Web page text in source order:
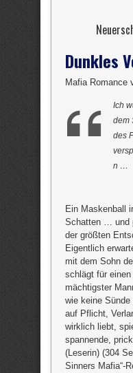
Dunkles
Mafia Romance
Ich
dem
des
n …
Ein Maskenball
Schatten … und
der größten
Eigentlich
mit dem Sohn
schlägt für
mächtigster
wie keine
auf Pflicht,
wirklich liebt,
spannende,
(Leserin) (304
Sinners Mafia“-